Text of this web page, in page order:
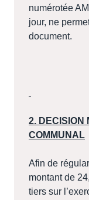
numérotée
jour, ne
document.
2. DECISION
COMMUNAL
Afin de
montant de
tiers sur